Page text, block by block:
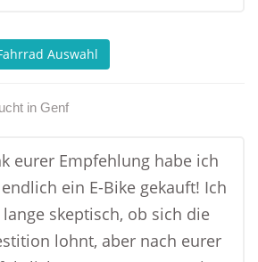
Auswahl
in Genf
eurer Empfehlung habe ich
ein E-Bike gekauft! Ich
skeptisch, ob sich die
lohnt, aber nach eurer